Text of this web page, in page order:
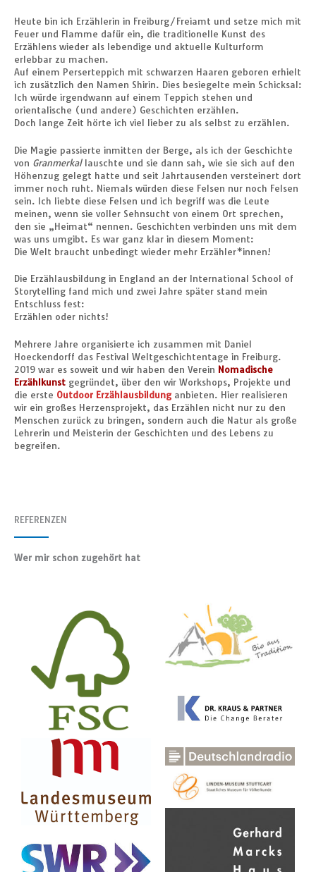
Heute bin ich Erzählerin in Freiburg/Freiamt und setze mich mit
Feuer und Flamme dafür ein, die traditionelle Kunst des
Erzählens wieder als lebendige und aktuelle Kulturform
erlebbar zu machen.
Auf einem Perserteppich mit schwarzen Haaren geboren erhielt
ich zusätzlich den Namen Shirin. Dies besiegelte mein Schicksal:
Ich würde irgendwann auf einem Teppich stehen und
orientalische (und andere) Geschichten erzählen.
Doch lange Zeit hörte ich viel lieber zu als selbst zu erzählen.
Die Magie passierte inmitten der Berge, als ich der Geschichte
von Granmerkallauschte und sie dann sah, wie sie sich auf den
Höhenzug gelegt hatte und seit Jahrtausenden versteinert dort
immer noch ruht. Niemals würden diese Felsen nur noch Felsen
sein. Ich liebte diese Felsen und ich begriff was die Leute
meinen, wenn sie voller Sehnsucht von einem Ort sprechen,
den sie „Heimat“ nennen. Geschichten verbinden uns mit dem
was uns umgibt. Es war ganz klar in diesem Moment:
Die Welt braucht unbedingt wieder mehr Erzähler*innen!
Die Erzählausbildung in England an der International School of
Storytelling fand mich und zwei Jahre später stand mein
Entschluss fest:
Erzählen oder nichts!
Mehrere Jahre organisierte ich zusammen mit Daniel
Hoeckendorff das Festival Weltgeschichtentage in Freiburg.
2019 war es soweit und wir haben den Verein Nomadische
Erzählkunst gegründet, über den wir Workshops, Projekte und
die erste Outdoor Erzählausbildung anbieten. Hier realisieren
wir ein großes Herzensprojekt, das Erzählen nicht nur zu den
Menschen zurück zu bringen, sondern auch die Natur als große
Lehrerin und Meisterin der Geschichten und des Lebens zu
begreifen.
REFERENZEN
Wer mir schon zugehört hat